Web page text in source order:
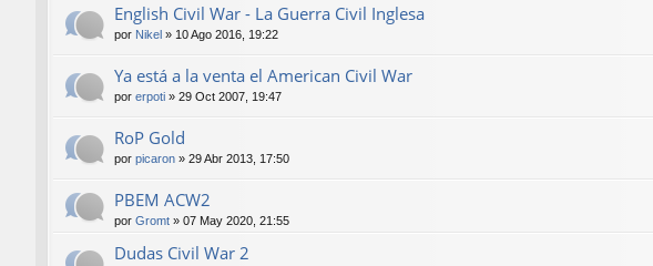
English Civil War - La Guerra Civil Inglesa
por Nikel » 10 Ago 2016, 19:22
Ya está a la venta el American Civil War
por erpoti » 29 Oct 2007, 19:47
RoP Gold
por picaron » 29 Abr 2013, 17:50
PBEM ACW2
por Gromt » 07 May 2020, 21:55
Dudas Civil War 2